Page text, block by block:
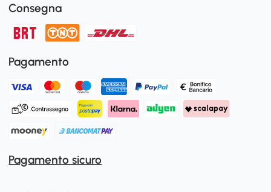
Consegna
Pagamento
Pagamento sicuro